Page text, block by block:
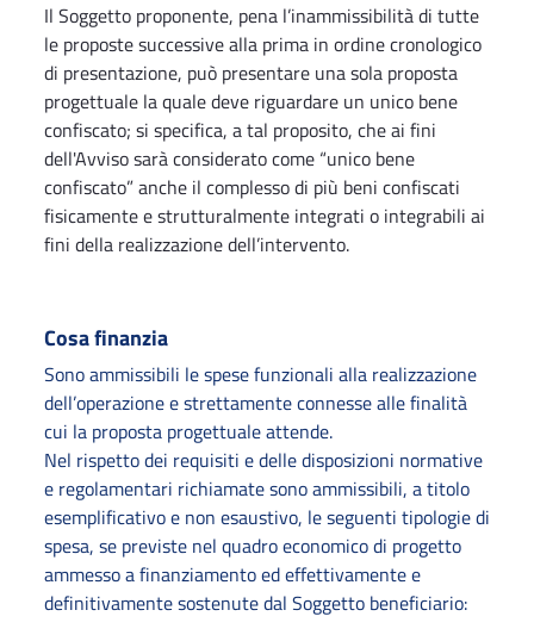
Il Soggetto proponente, pena l’inammissibilità di tutte
le proposte successive alla prima in ordine cronologico
di presentazione, può presentare una sola proposta
progettuale la quale deve riguardare un unico bene
confiscato; si specifica, a tal proposito, che ai fini
dell'Avviso sarà considerato come “unico bene
confiscato” anche il complesso di più beni confiscati
fisicamente e strutturalmente integrati o integrabili ai
fini della realizzazione dell’intervento.
Cosa finanzia
Sono ammissibili le spese funzionali alla realizzazione
dell’operazione e strettamente connesse alle finalità
cui la proposta progettuale attende.
Nel rispetto dei requisiti e delle disposizioni normative
e regolamentari richiamate sono ammissibili, a titolo
esemplificativo e non esaustivo, le seguenti tipologie di
spesa, se previste nel quadro economico di progetto
ammesso a finanziamento ed effettivamente e
definitivamente sostenute dal Soggetto beneficiario: